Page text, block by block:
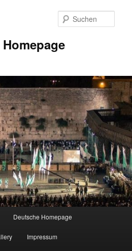
Deutsche Homepage
Impressum